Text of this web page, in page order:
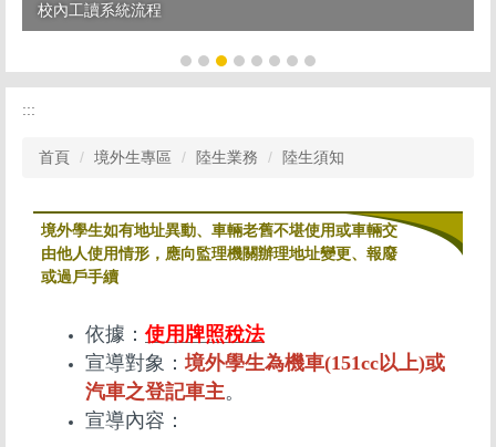
校內工讀系統流程
:::
首頁 境外生專區 陸生業務 陸生須知
境外學生如有地址異動、車輛老舊不堪使用或車輛交
由他人使用情形，應向監理機關辦理地址變更、報廢
或過戶手續
依據： 使用牌照稅法
宣導對象：境外學生為機車(151cc以上)或
汽車之登記車主。
宣導內容：